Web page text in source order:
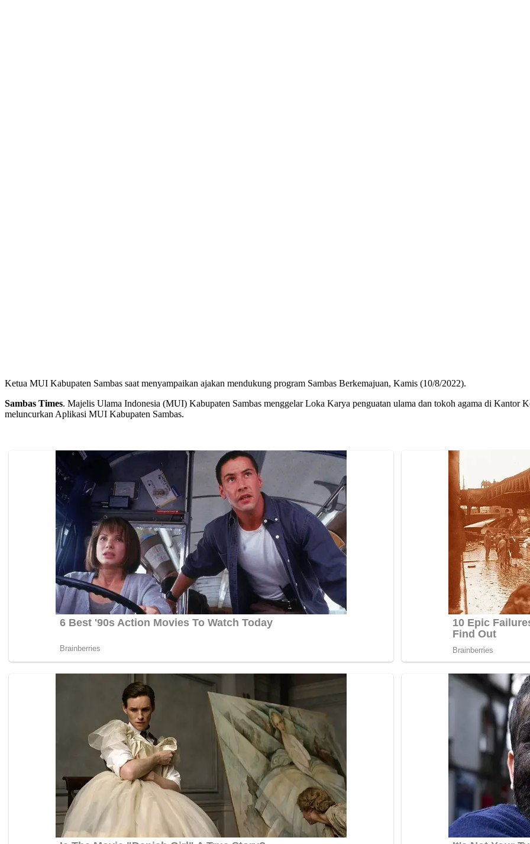
Ketua MUI Kabupaten Sambas saat menyampaikan ajakan mendukung program Sambas Berkemajuan, Kamis (10/8/2022).
Sambas Times. Majelis Ulama Indonesia (MUI) Kabupaten Sambas menggelar Loka Karya penguatan ulama dan tokoh agama di Kantor
meluncurkan Aplikasi MUI Kabupaten Sambas.